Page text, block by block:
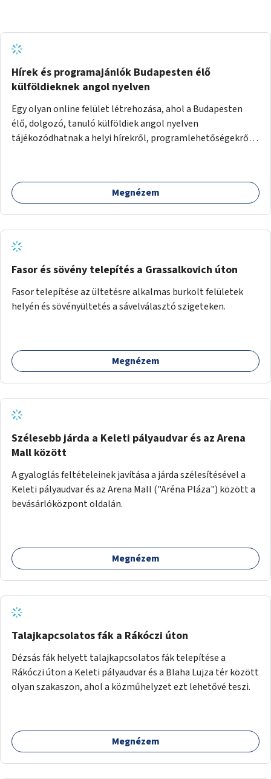
Hírek és programajánlók Budapesten élő
külföldieknek angol nyelven
Egy olyan online felület létrehozása, ahol a Budapesten
élő, dolgozó, tanuló külföldiek angol nyelven
tájékozódhatnak a helyi hírekről, programlehetőségekről,
Megnézem
Fasor és sövény telepítés a Grassalkovich úton
Fasor telepítése az ültetésre alkalmas burkolt felületek
helyén és sövényültetés a sávelválasztó szigeteken.
Megnézem
Szélesebb járda a Keleti pályaudvar és az Arena
Mall között
A gyaloglás feltételeinek javítása a járda szélesítésével a
Keleti pályaudvar és az Arena Mall ("Aréna Pláza") között a
bevásárlóközpont oldalán.
Megnézem
Talajkapcsolatos fák a Rákóczi úton
Dézsás fák helyett talajkapcsolatos fák telepítése a
Rákóczi úton a Keleti pályaudvar és a Blaha Lujza tér között
olyan szakaszon, ahol a közműhelyzet ezt lehetővé teszi.
Megnézem